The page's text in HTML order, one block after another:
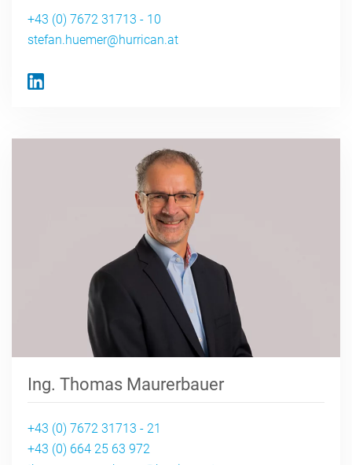
+43 (0) 7672 31713 - 10
stefan.huemer@hurrican.at
Ing. Thomas Maurerbauer
+43 (0) 7672 31713 - 21
+43 (0) 664 25 63 972